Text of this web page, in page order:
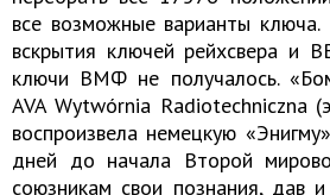
все возможные варианты
вскрытия ключей рейхсвера и
ключи ВМФ не получалось.
AVA Wytwórnia Radiotechniczna
воспроизвела немецкую
дней до начала Второй
союзникам свои познания, дав